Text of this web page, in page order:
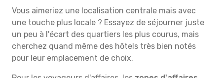
Vous aimeriez une localisation centrale mais avec
une touche plus locale ? Essayez de séjourner juste
un peu à l'écart des quartiers les plus courus, mais
cherchez quand même des hôtels très bien notés
pour leur emplacement de choix.